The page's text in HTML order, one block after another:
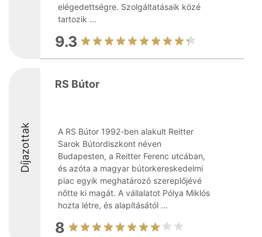
elégedettségre. Szolgáltatásaik közé
tartozik ...
9.3
Díjazottak
RS Bútor
A RS Bútor 1992-ben alakult Reitter
Sarok Bútordiszkont néven
Budapesten, a Reitter Ferenc utcában,
és azóta a magyar bútorkereskedelmi
piac egyik meghatározó szereplőjévé
nőtte ki magát. A vállalatot Pólya Miklós
hozta létre, és alapításától ...
8